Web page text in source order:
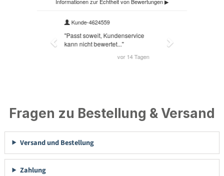
Fragen zu Bestellung & Versand
Versand und Bestellung
Zahlung